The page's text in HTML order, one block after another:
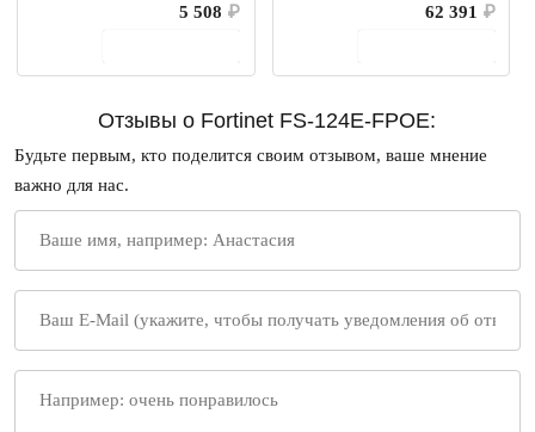
5 508 ₽
62 391 ₽
Отзывы о Fortinet FS-124E-FPOE:
Будьте первым, кто поделится своим отзывом, ваше мнение
важно для нас.